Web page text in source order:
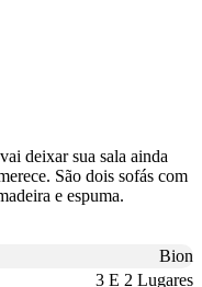
deixar sua sala ainda
São dois sofás com
e espuma.
Bion
3 E 2 Lugares